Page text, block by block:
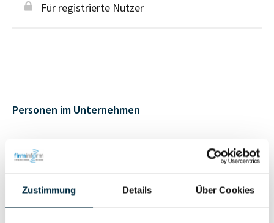
Zustimmung Details Über Cookies
Für registrierte Nutzer
Personen im Unternehmen
Geschäftsführer (2)
Für registrierte